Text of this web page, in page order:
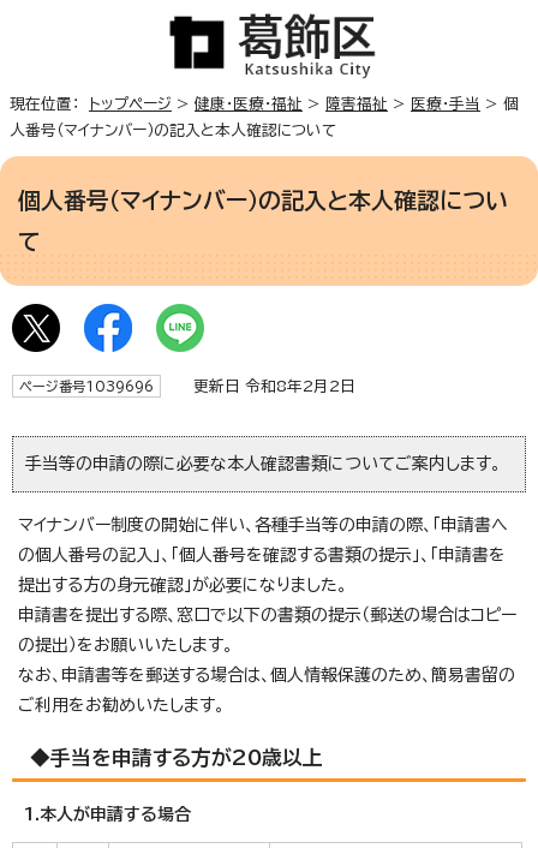
現在位置： トップページ > 健康・医療・福祉 > 障害福祉 > 医療・手当 > 個
人番号（マイナンバー）の記入と本人確認について
個人番号（マイナンバー）の記入と本人確認につい
て
ページ番号1039696 更新日 令和8年2月2日
手当等の申請の際に必要な本人確認書類についてご案内します。
マイナンバー制度の開始に伴い、各種手当等の申請の際、「申請書へ
の個人番号の記入」、「個人番号を確認する書類の提示」、「申請書を
提出する方の身元確認」が必要になりました。
申請書を提出する際、窓口で以下の書類の提示（郵送の場合はコピー
の提出）をお願いいたします。
なお、申請書等を郵送する場合は、個人情報保護のため、簡易書留の
ご利用をお勧めいたします。
◆手当を申請する方が20歳以上
1.本人が申請する場合